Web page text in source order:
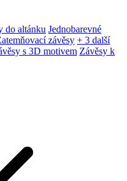
do altánku Jednobarevné
závěsy + 3 další
s 3D motivem Závěsy k